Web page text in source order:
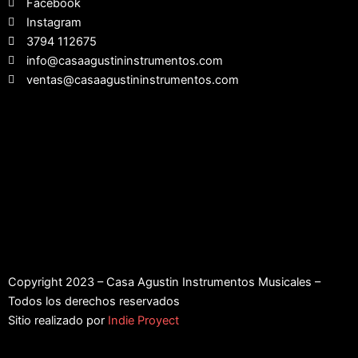
Facebook
Instagram
3794 112675
info@casaagustininstrumentos.com
ventas@casaagustininstrumentos.com
Copyright 2023 – Casa Agustin Instrumentos Musicales –
Todos los derechos reservados
Sitio realizado por Indie Proyect